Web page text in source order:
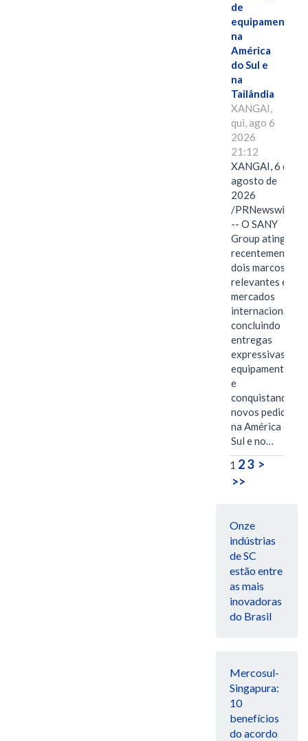
de
equipamentos
na
América
do Sul e
na
Tailândia
XANGAI,
qui, ago 6
2026
21:12
XANGAI, 6 de
agosto de
2026
/PRNewswire/
-- O SANY
Group atingiu
recentemente
dois marcos
relevantes em
mercados
internacionais,
concluindo
entregas
expressivas de
equipamentos
e
conquistando
novos pedidos
na América do
Sul e no…
1 23 >
>>
Onze
indústrias
de SC
estão entre
as mais
inovadoras
do Brasil
Mercosul-
Singapura:
10
benefícios
do acordo